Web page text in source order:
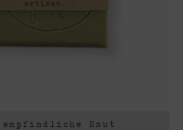
Haut